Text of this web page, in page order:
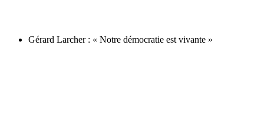
Gérard Larcher : « Notre démocratie est vivante »